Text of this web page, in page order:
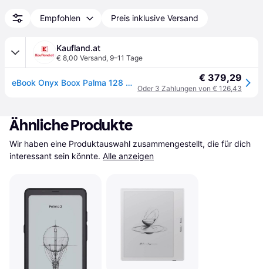
Empfohlen Preis inklusive Versand
Kaufland.at
€ 8,00 Versand, 9–11 Tage
eBook Onyx Boox Palma 128 GB 6,13" € 379,29
Oder 3 Zahlungen von € 126,43
Ähnliche Produkte
Wir haben eine Produktauswahl zusammengestellt, die für dich
interessant sein könnte. Alle anzeigen